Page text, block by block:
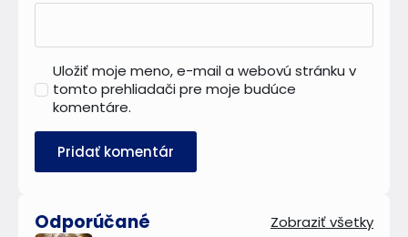
Uložiť moje meno, e-mail a webovú stránku v
tomto prehliadači pre moje budúce
komentáre.
Odporúčané Zobraziť všetky